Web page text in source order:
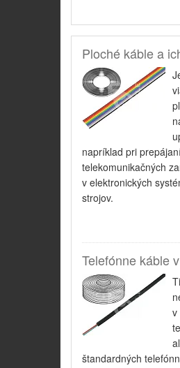
Ploché káble a
napríklad pri
telekomunikačných
v elektronických
strojov.
Telefónne káble
v
štandardných